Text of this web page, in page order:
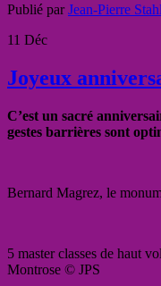
Publié parJean-Pierre Stahl
11 Déc
Joyeux
C’est un sacré
gestes barrières sont
Bernard Magrez, le
5 master classes de haut
Montrose © JPS